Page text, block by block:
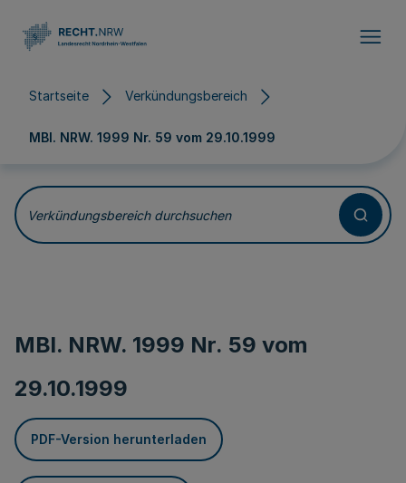
Startseite Verkündungsbereich
MBl. NRW. 1999 Nr. 59 vom 29.10.1999
Verkündungsbereich durchsuchen
MBl. NRW. 1999 Nr. 59 vom
29.10.1999
PDF-Version herunterladen